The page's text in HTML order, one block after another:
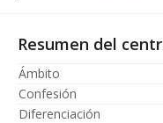
Resumen del
Ámbito
Confesión
Diferenciación